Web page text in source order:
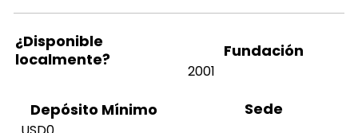
¿Disponible
localmente?
Fundación
2001
Depósito Mínimo Sede